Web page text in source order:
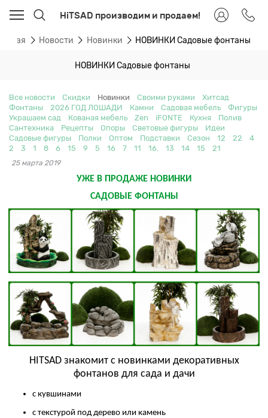
HiTSAD производим и продаем!
Новости Новинки НОВИНКИ Садовые фонтаны
НОВИНКИ Садовые фонтаны
Все новости Скидки Новинки Своими руками
Хитсад
Фонтаны
2026 ГОД ЛОШАДИ Камни Садовая мебель
Фигуры
Украшаем сад
Кованая мебель Zen iFONTE Кухня
Полив
Сантехника
Рецепты Опоры Световые фигуры
Идеи
Садовые фигуры
Полки Оптом Подставки Сезон 12 22
4
2
3 1 8 6 15 9 5 16 7 11 16. 13 14 15 21
25 марта 2019
УЖЕ В ПРОДАЖЕ НОВИНКИ
САДОВЫЕ ФОНТАНЫ
HITSAD знакомит с новинками декоративных
фонтанов для сада и дачи
с кувшинами
с текстурой под дерево или камень